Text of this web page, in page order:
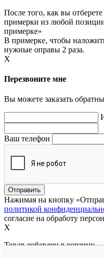
После того, как вы
примерки из любой
примерке»
В примерке, чтобы
нужные оправы 2 раза.
X
Перезвоните мне
Вы можете заказать
Ваш телефон
Нажимая на кнопку
политикой
согласие на обработу
X
Товар добавлен в корзину